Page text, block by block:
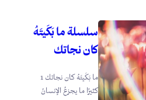
سلسلة ما بَكَيتَهُ
كان نجاتك
ما بَكَيتَهُ كان نجاتك 1
كثيرًا ما يجزعُ الإنسانُ